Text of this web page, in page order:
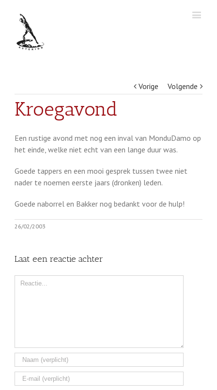
Vorige Volgende
Kroegavond
Een rustige avond met nog een inval van MonduDamo op
het einde, welke niet echt van een lange duur was.
Goede tappers en een mooi gesprek tussen twee niet
nader te noemen eerste jaars (dronken) leden.
Goede naborrel en Bakker nog bedankt voor de hulp!
26/02/2003
Laat een reactie achter
Comment